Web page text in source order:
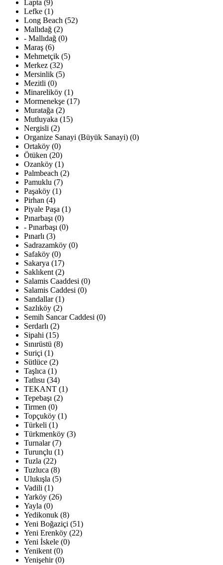
Lapta (9)
Lefke (1)
Long Beach (52)
Mallıdağ (2)
- Mallıdağ (0)
Maraş (6)
Mehmetçik (5)
Merkez (32)
Mersinlik (5)
Mezitli (0)
Minareliköy (1)
Mormenekşe (17)
Muratağa (2)
Mutluyaka (15)
Nergisli (2)
Organize Sanayi (Büyük Sanayi) (0)
Ortaköy (0)
Ötüken (20)
Ozanköy (1)
Palmbeach (2)
Pamuklu (7)
Paşaköy (1)
Pirhan (4)
Piyale Paşa (1)
Pınarbaşı (0)
- Pınarbaşı (0)
Pınarlı (3)
Sadrazamköy (0)
Safaköy (0)
Sakarya (17)
Saklıkent (2)
Salamis Caaddesi (0)
Salamis Caddesi (0)
Sandallar (1)
Sazlıköy (2)
Semih Sancar Caddesi (0)
Serdarlı (2)
Sipahi (15)
Sınırüstü (8)
Suriçi (1)
Sütlüce (2)
Taşlıca (1)
Tatlısu (34)
TEKANT (1)
Tepebaşı (2)
Tirmen (0)
Topçuköy (1)
Türkeli (1)
Türkmenköy (3)
Turnalar (7)
Turunçlu (1)
Tuzla (22)
Tuzluca (8)
Ulukışla (5)
Vadili (1)
Yarköy (26)
Yayla (0)
Yedikonuk (8)
Yeni Boğaziçi (51)
Yeni Erenköy (22)
Yeni İskele (0)
Yenikent (0)
Yenişehir (0)